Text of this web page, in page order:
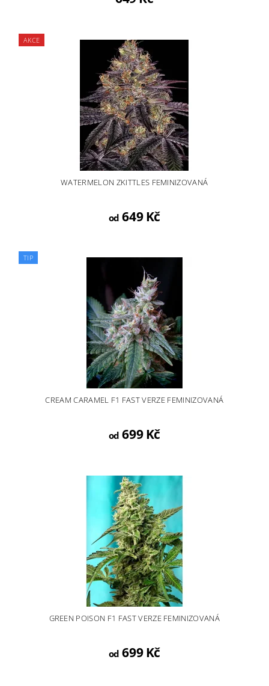
AKCE
WATERMELON ZKITTLES FEMINIZOVANÁ
od 649 Kč
TIP
CREAM CARAMEL F1 FAST VERZE FEMINIZOVANÁ
od 699 Kč
GREEN POISON F1 FAST VERZE FEMINIZOVANÁ
od 699 Kč